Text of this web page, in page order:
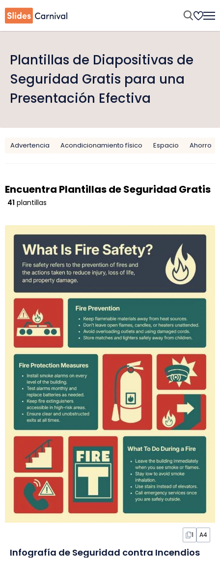
Plantillas de Diapositivas de
Seguridad Gratis para una
Presentación Efectiva
Advertencia Acondicionamiento físico Espacio Ahorro
Encuentra Plantillas de Seguridad Gratis
41 plantillas
1 A4
Infografía de Seguridad contra Incendios